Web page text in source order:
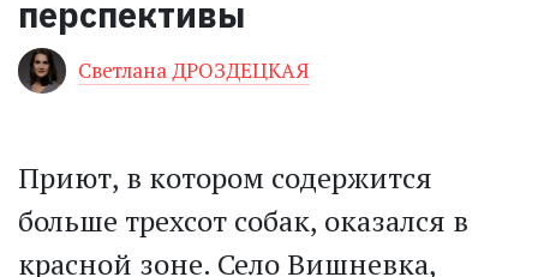
перспективы
Светлана ДРОЗДЕЦКАЯ
Приют, в котором содержится
больше трехсот собак, оказался в
красной зоне. Село Вишневка,